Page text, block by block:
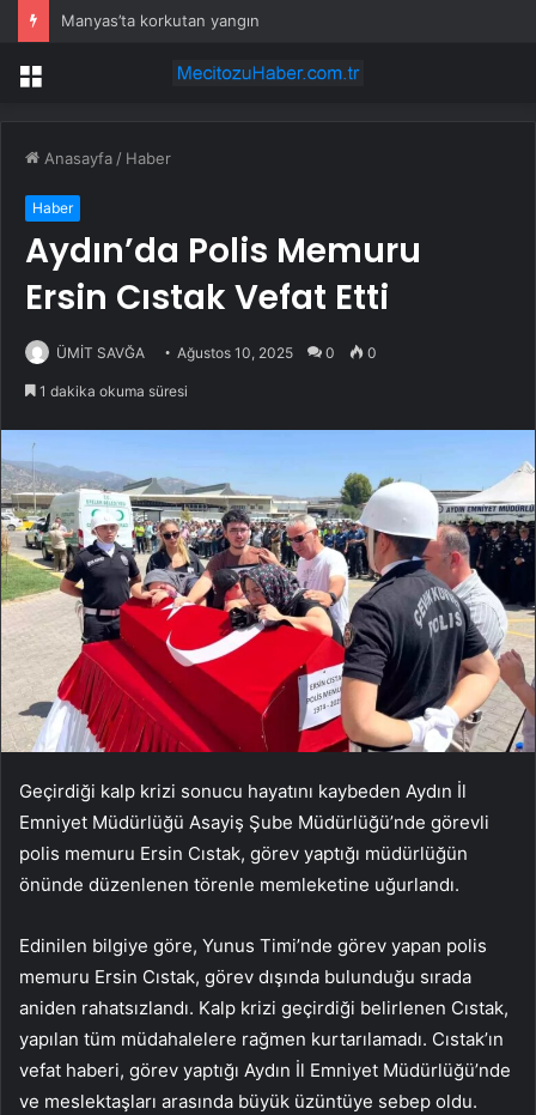
Manyas’ta korkutan yangın
Menü
Anasayfa / Haber
Haber
Aydın’da Polis Memuru
Ersin Cıstak Vefat Etti
ÜMİT SAVĞA Ağustos 10, 2025 0 0
1 dakika okuma süresi
Geçirdiği kalp krizi sonucu hayatını kaybeden Aydın İl
Emniyet Müdürlüğü Asayiş Şube Müdürlüğü’nde görevli
polis memuru Ersin Cıstak, görev yaptığı müdürlüğün
önünde düzenlenen törenle memleketine uğurlandı.
Edinilen bilgiye göre, Yunus Timi’nde görev yapan polis
memuru Ersin Cıstak, görev dışında bulunduğu sırada
aniden rahatsızlandı. Kalp krizi geçirdiği belirlenen Cıstak,
yapılan tüm müdahalelere rağmen kurtarılamadı. Cıstak’ın
vefat haberi, görev yaptığı Aydın İl Emniyet Müdürlüğü’nde
ve meslektaşları arasında büyük üzüntüye sebep oldu.